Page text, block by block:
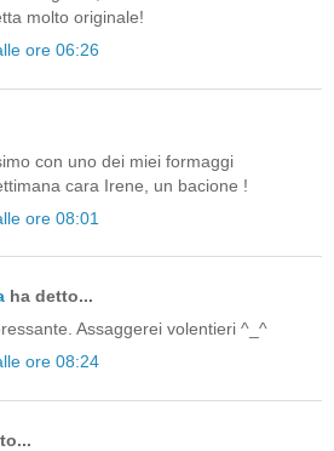
molto originale!
ore 06:26
con uno dei miei formaggi
cara Irene, un bacione !
ore 08:01
ha detto...
Assaggerei volentieri ^_^
ore 08:24